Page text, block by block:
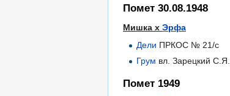
Помет 30.08.1948
Мишка х Эрфа
Дели ПРКОС № 21/с
Грум вл. Зарецкий С.Я.
Помет 1949